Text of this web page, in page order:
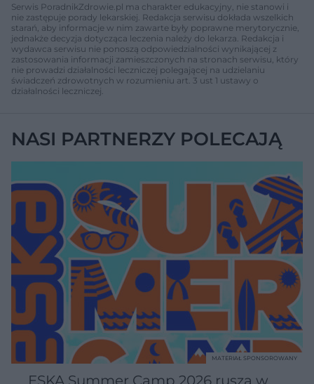
Serwis PoradnikZdrowie.pl ma charakter edukacyjny, nie stanowi i
nie zastępuje porady lekarskiej. Redakcja serwisu dokłada wszelkich
starań, aby informacje w nim zawarte były poprawne merytorycznie,
jednakże decyzja dotycząca leczenia należy do lekarza. Redakcja i
wydawca serwisu nie ponoszą odpowiedzialności wynikającej z
zastosowania informacji zamieszczonych na stronach serwisu, który
nie prowadzi działalności leczniczej polegającej na udzielaniu
świadczeń zdrowotnych w rozumieniu art. 3 ust 1 ustawy o
działalności leczniczej.
NASI PARTNERZY POLECAJĄ
ESKA Summer Camp 2026 rusza w
MATERIAŁ SPONSOROWANY